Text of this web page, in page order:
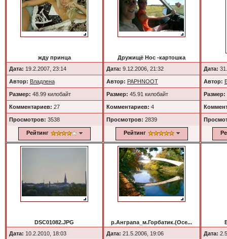
жду принца
Дата: 19.2.2007, 23:14
Автор: Владлена
Размер: 48.99 килобайт
Комментариев: 27
Просмотров: 3538
Рейтинг
Дружищё Нос -картошка
Дата: 9.12.2006, 21:32
Автор: PAPHNOOT
Размер: 45.91 килобайт
Комментариев: 4
Просмотров: 2839
Рейтинг
Дата:
Автор:
Размер:
DSC01082.JPG
Дата: 10.2.2010, 18:03
р.Анграпа_м.Горбатик.(Осе...
Дата: 21.5.2006, 19:06
Дата: